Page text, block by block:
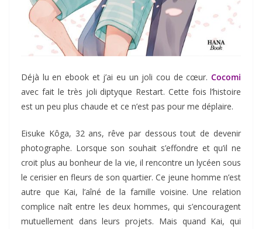
Déjà lu en ebook et j’ai eu un joli cou de cœur. Cocomi
avec fait le très joli diptyque Restart. Cette fois l’histoire
est un peu plus chaude et ce n’est pas pour me déplaire.
Eisuke Kôga, 32 ans, rêve par dessous tout de devenir
photographe. Lorsque son souhait s’effondre et qu’il ne
croit plus au bonheur de la vie, il rencontre un lycéen sous
le cerisier en fleurs de son quartier. Ce jeune homme n’est
autre que Kai, l’aîné de la famille voisine. Une relation
complice naît entre les deux hommes, qui s’encouragent
mutuellement dans leurs projets. Mais quand Kai, qui